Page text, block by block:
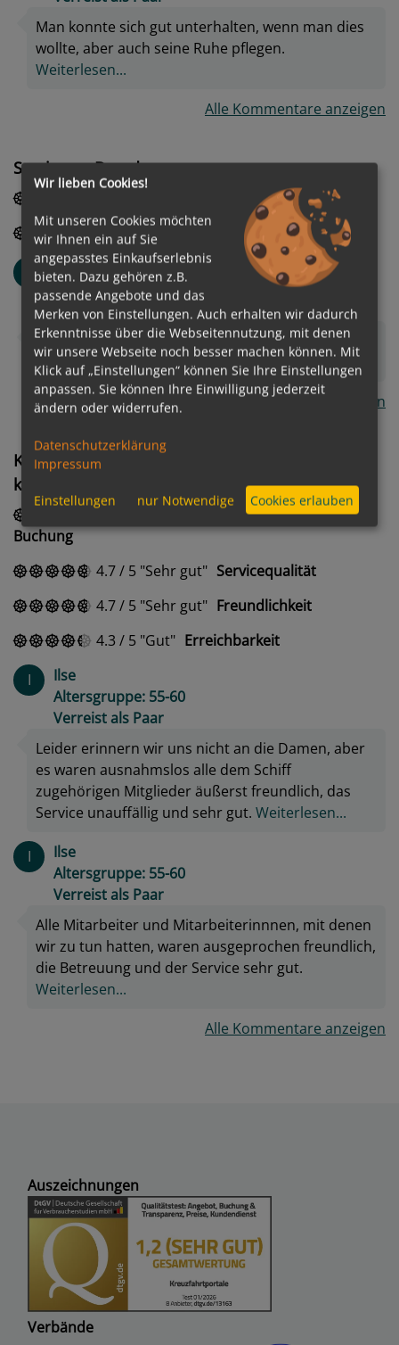
Man konnte sich gut unterhalten, wenn man dies
wollte, aber auch seine Ruhe pflegen.
Weiterlesen...
Alle Kommentare anzeigen
Service an Board
Rezeption
4.7 /5 Sehr gut
Check-In/Check-Out
Ilse
Altersgruppe: 55-60
Verreist als Paar
Sehr freundlich und kompetent - und schnell.
Weiterlesen...
Alle Kommentare anzeigen
Kundenerfahrungen mit dem Service von
kreuzfahrten.de
4.7
Abwicklung meiner
Buchung
4.7/ 5 Sehr gut
Servicequalität
4.7/ 5 Sehr gut
Freundlichkeit
4.3 / 5 Gut
Erreichbarkeit
I
Ilse
Altersgruppe: 55-60
Verreist als Paar
Leider erinnern wir uns nicht an die Damen, aber
es waren ausnahmslos alle dem Schiff
zugehörigen Mitglieder äußerst freundlich, das
Service unauffällig und sehr gut. Weiterlesen...
I
Ilse
Altersgruppe: 55-60
Verreist als Paar
Alle Mitarbeiter und Mitarbeiterinnnen, mit denen
wir zu tun hatten, waren ausgeprochen freundlich,
die Betreuung und der Service sehr gut.
Weiterlesen...
Alle Kommentare anzeigen
Auszeichnungen
Verbände
Wir lieben Cookies!
Mit unseren Cookies möchten
wir Ihnen ein auf Sie
angepasstes Einkaufserlebnis
bieten. Dazu gehören z.B.
passende Angebote und das
Merken von Einstellungen. Auch erhalten wir dadurch
Erkenntnisse über die Webseitennutzung, mit denen
wir unsere Webseite noch besser machen können. Mit
Klick auf „Einstellungen“ können Sie Ihre Einstellungen
anpassen. Sie können Ihre Einwilligung jederzeit
ändern oder widerrufen.
Datenschutzerklärung
Impressum
Einstellungen nur Notwendige Cookies erlauben